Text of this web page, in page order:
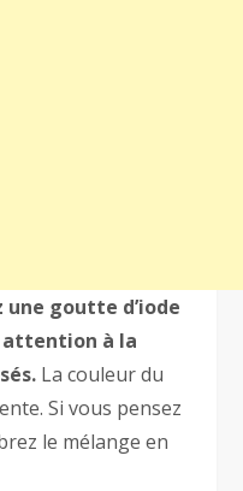
une goutte d’iode
attention à la
La couleur du
Si vous pensez
le mélange en